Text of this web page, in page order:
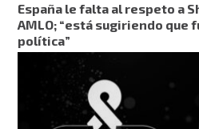
España le falta al respeto a
AMLO; “está sugiriendo que
política”